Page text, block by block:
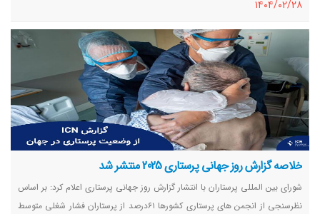
١٤٠٤/٠٢/٢٨
خلاصه گزارش روز جهانی پرستاری 2025 منتشر شد
شورای بین المللی پرستاران با انتشار گزارش روز جهانی پرستاری اعلام کرد: بر اساس
نظرسنجی از انجمن های پرستاری کشورها ۶۱درصد از پرستاران فشار شغلی متوسط